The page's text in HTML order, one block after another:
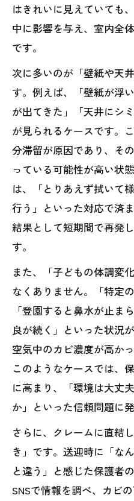
はきれいに見えていても
中に影響を与え、室内全
です。
次に多いのが「壁紙や天
す。例えば、「壁紙が浮
が出てきた」「天井にシ
が見られるケースです。
分滞留が原因であり、そ
っている可能性が高い状
は、「とりあえず拭いて
行う」といった対応で済
結果として短期間で再発
す。
また、「子どもの体調変
なくありません。「特定
「登園すると鼻水が止ま
良が続く」といった状況
空気中のカビ濃度が高か
このようなケースでは、
に高まり、「環境は大丈
か」といった信頼問題に
さらに、クレームに直結
き」です。送迎時に「な
と違う」と感じた保護者
SNSで情報を調べ、カビ